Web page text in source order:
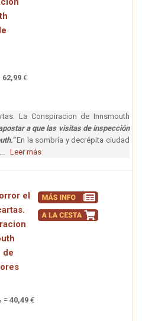
62,99 €
La Conspiracion de Innsmouth
a que las visitas de inspección
En la sombría y decrépita ciudad
Leer más
el
de
= 40,49 €